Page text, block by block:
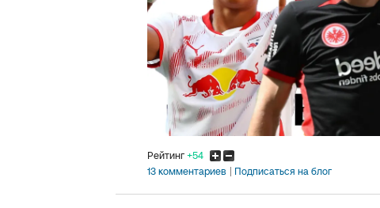
Рейтинг+54
13 комментариев
Подписаться на блог